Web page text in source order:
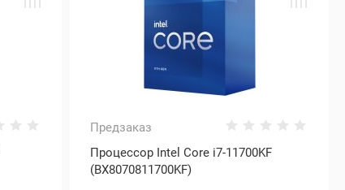
Предзаказ
Процессор Intel Core i7-11700KF
(BX8070811700KF)